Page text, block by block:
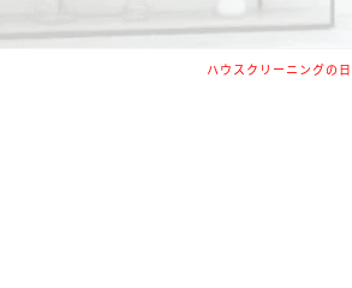
ハウスクリーニングの